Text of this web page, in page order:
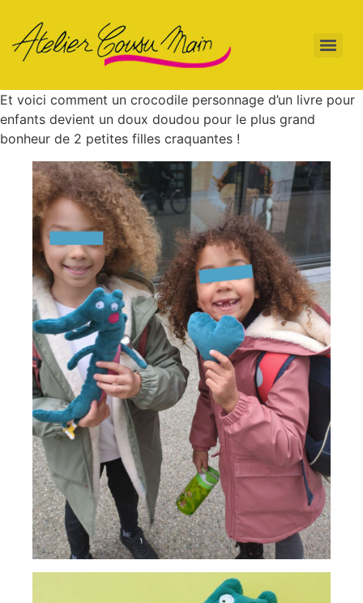
Et voici comment un crocodile personnage d’un livre pour
enfants devient un doux doudou pour le plus grand
bonheur de 2 petites filles craquantes !